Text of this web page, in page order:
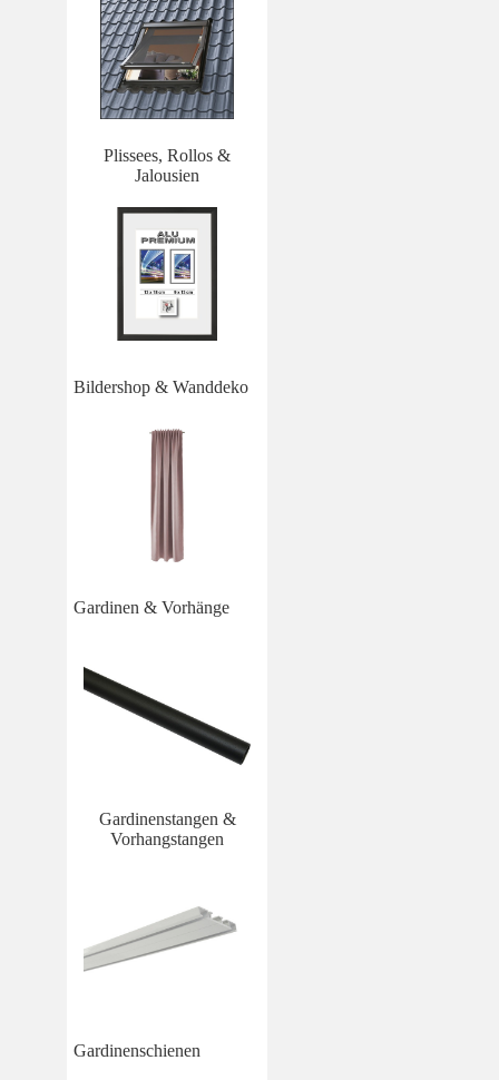
Plissees, Rollos &
Jalousien
Bildershop & Wanddeko
Gardinen & Vorhänge
Gardinenstangen &
Vorhangstangen
Gardinenschienen